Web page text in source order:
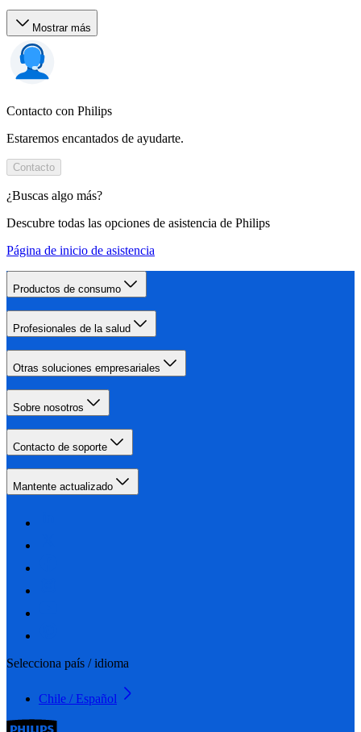
Mostrar más
Contacto con Philips
Estaremos encantados de ayudarte.
Contacto
¿Buscas algo más?
Descubre todas las opciones de asistencia de Philips
Página de inicio de asistencia
Productos de consumo
Profesionales de la salud
Otras soluciones empresariales
Sobre nosotros
Contacto de soporte
Mantente actualizado
Selecciona país / idioma
Chile / Español